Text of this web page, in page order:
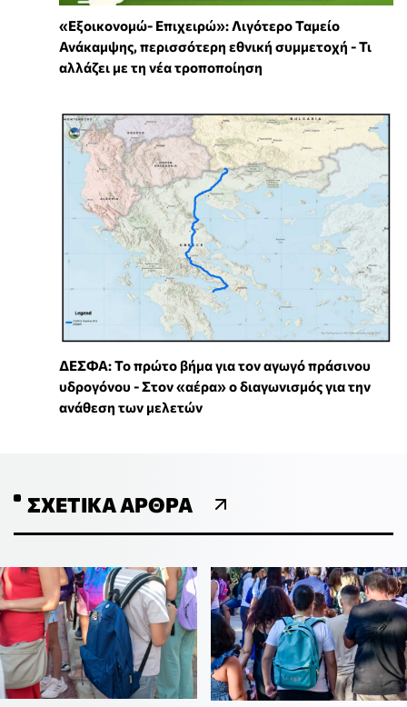
«Εξοικονομώ- Επιχειρώ»: Λιγότερο Ταμείο
Ανάκαμψης, περισσότερη εθνική συμμετοχή - Τι
αλλάζει με τη νέα τροποποίηση
ΔΕΣΦΑ: Το πρώτο βήμα για τον αγωγό πράσινου
υδρογόνου - Στον «αέρα» ο διαγωνισμός για την
ανάθεση των μελετών
ΣΧΕΤΙΚΆ ΆΡΘΡΑ